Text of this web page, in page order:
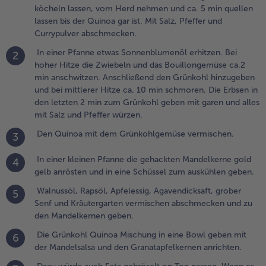
gelb
Senf
köcheln lassen, vom Herd nehmen und ca. 5 min quellen
lassen bis der Quinoa gar ist. Mit Salz, Pfeffer und
Currypulver abschmecken.
2
In einer Pfanne etwas Sonnenblumenöl erhitzen. Bei
hoher Hitze die Zwiebeln und das Bouillongemüse ca.2
min anschwitzen. Anschließend den Grünkohl hinzugeben
und bei mittlerer Hitze ca. 10 min schmoren. Die Erbsen in
den letzten 2 min zum Grünkohl geben mit garen und alles
mit Salz und Pfeffer würzen.
3 Den Quinoa mit dem Grünkohlgemüse vermischen.
4
In einer kleinen Pfanne die gehackten Mandelkerne gold
gelb anrösten und in eine Schüssel zum auskühlen geben.
5
Walnussöl, Rapsöl, Apfelessig, Agavendicksaft, grober
Senf und Kräutergarten vermischen abschmecken und zu
den Mandelkernen geben.
6
Die Grünkohl Quinoa Mischung in eine Bowl geben mit
der Mandelsalsa und den Granatapfelkernen anrichten.